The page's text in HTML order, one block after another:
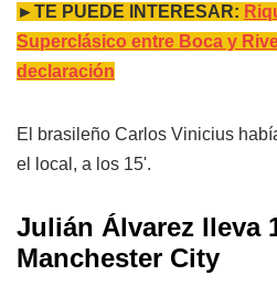
►TE PUEDE INTERESAR:
Superclásico entre Boca y
declaración
El brasileño Carlos Vinicius
el local, a los 15'.
Julián Álvarez lleva
Manchester City